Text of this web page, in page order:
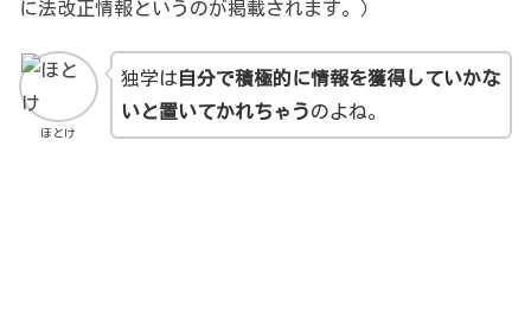
に法改正情報というのが掲載されます。）
ほとけ
独学は 自分で積極的に情報を獲得していかな
いと置いてかれちゃうのよね。